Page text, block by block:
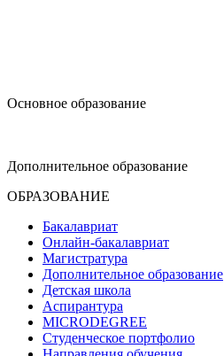
Основное образование
Дополнительное образование
ОБРАЗОВАНИЕ
Бакалавриат
Онлайн-бакалавриат
Магистратура
Дополнительное образование
Детская школа
Аспирантура
MICRODEGREE
Студенческое портфолио